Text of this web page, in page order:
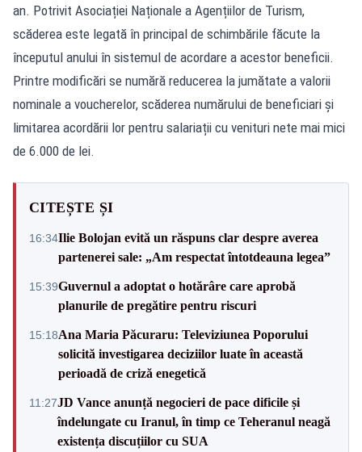
an. Potrivit Asociației Naționale a Agențiilor de Turism,
scăderea este legată în principal de schimbările făcute la
începutul anului în sistemul de acordare a acestor beneficii.
Printre modificări se numără reducerea la jumătate a valorii
nominale a voucherelor, scăderea numărului de beneficiari și
limitarea acordării lor pentru salariații cu venituri nete mai mici
de 6.000 de lei.
CITEȘTE ȘI
16:34Ilie Bolojan evită un răspuns clar despre averea
partenerei sale: „Am respectat întotdeauna legea”
15:39Guvernul a adoptat o hotărâre care aprobă
planurile de pregătire pentru riscuri
15:18Ana Maria Păcuraru: Televiziunea Poporului
solicită investigarea deciziilor luate în această
perioadă de criză enegetică
11:27JD Vance anunță negocieri de pace dificile și
îndelungate cu Iranul, în timp ce Teheranul neagă
existența discuțiilor cu SUA